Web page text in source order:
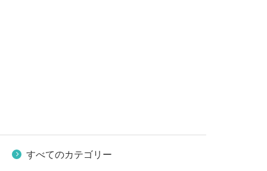
すべてのカテゴリー